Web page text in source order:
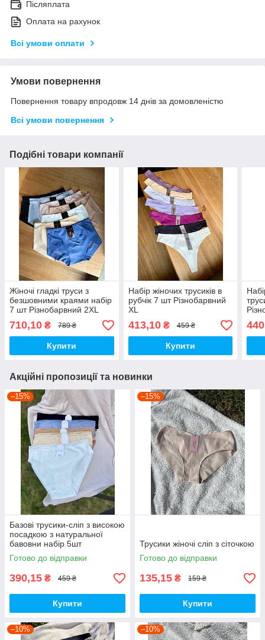
Післяплата
Оплата на рахунок
Всі умови оплати
Умови повернення
Повернення товару впродовж 14 днів за домовленістю
Всі умови повернення
Подібні товари компанії
Жіночі гладкі труси з
безшовними краями набір
7 шт Різнобарвний 2XL
710,10 ₴ 789 ₴
Купити
Набір жіночих трусиків в
рубчік 7 шт Різнобарвний
XL
413,10₴ 459 ₴
Купити
Акційні пропозиції та новинки
–15%
Базові трусики-сліп з високою
посадкою з натуральної
бавовни набір 5шт
Готово до відправки
390,15 ₴ 459 ₴
Купити
–15%
Трусики жіночі сліп з сіточкою
Готово до відправки
135,15 ₴ 159 ₴
Купити
–10% –10%